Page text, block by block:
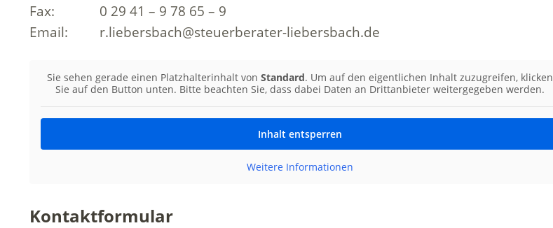
Fax:
0 29 41 – 9 78 65 – 9
Email:
r.liebersbach@steuerberater-liebersbach.de
Sie sehen gerade einen Platzhalterinhalt vonStandard. Um auf den eigentlichen Inhalt zuzugreifen, klicken
Sie auf den Button unten. Bitte beachten Sie, dass dabei Daten an Drittanbieter weitergegeben werden.
Inhalt entsperren
Weitere Informationen
Kontaktformular